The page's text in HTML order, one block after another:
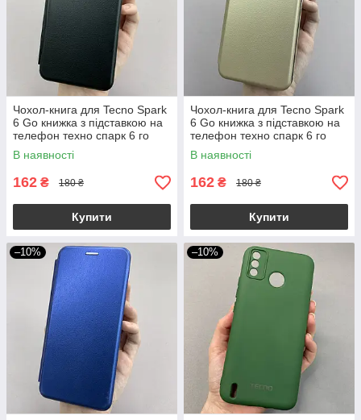
Чохол-книга для Tecno Spark
6 Go книжка з підставкою на
телефон техно спарк 6 го
чорна stn
В наявності
162 ₴ 180 ₴
Купити
Чохол-книга для Tecno Spark
6 Go книжка з підставкою на
телефон техно спарк 6 го
золота stn
В наявності
162 ₴ 180 ₴
Купити
–10% –10%